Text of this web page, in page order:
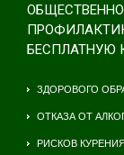
БЕСПЛАТНУЮ
ЗДОРОВОГО
ОТКАЗА ОТ
РИСКОВ КУРЕНИЯ